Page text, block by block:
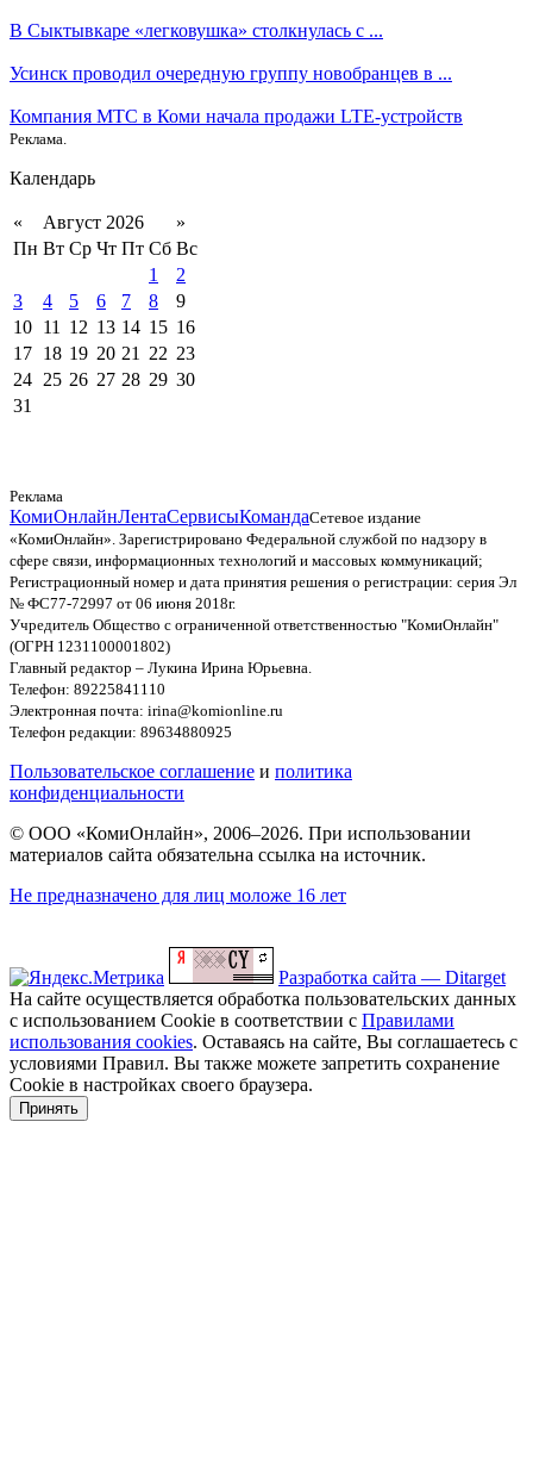
В Сыктывкаре «легковушка» столкнулась с ...
Усинск проводил очередную группу новобранцев в ...
Компания МТС в Коми начала продажи LTE-устройств
Реклама.
Календарь
« Август 2026
»
Пн Вт Ср Чт Пт Сб Вс
1
2
3
4 5 6 7 8
9
10 11 12 13 14 15 16
17 18 19 20 21 22 23
24 25 26 27 28 29 30
31
Реклама
КомиОнлайнЛентаСервисыКомандаСетевое издание
«КомиОнлайн». Зарегистрировано Федеральной службой по надзору в
сфере связи, информационных технологий и массовых коммуникаций;
Регистрационный номер и дата принятия решения о регистрации: серия Эл
№ ФС77-72997 от 06 июня 2018г.
Учредитель Общество с ограниченной ответственностью "КомиОнлайн"
(ОГРН 1231100001802)
Главный редактор – Лукина Ирина Юрьевна.
Телефон: 89225841110
Электронная почта: irina@komionline.ru
Телефон редакции: 89634880925
Пользовательское соглашение и политика
конфиденциальности
© ООО «КомиОнлайн», 2006–2026. При использовании
материалов сайта обязательна ссылка на источник.
Не предназначено для лиц моложе 16 лет
Разработка сайта — Ditarget
На сайте осуществляется обработка пользовательских данных
с использованием Cookie в соответствии с Правилами
использования cookies. Оставаясь на сайте, Вы соглашаетесь с
условиями Правил. Вы также можете запретить сохранение
Cookie в настройках своего браузера.
Принять